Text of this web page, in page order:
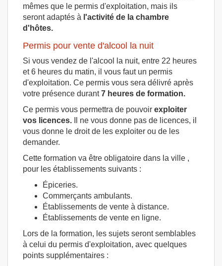
mêmes que le permis d'exploitation, mais ils
seront adaptés à l'activité de la chambre
d'hôtes.
Permis pour vente d'alcool la nuit
Si vous vendez de l'alcool la nuit, entre 22 heures
et 6 heures du matin, il vous faut un permis
d'exploitation. Ce permis vous sera délivré après
votre présence durant7 heures de formation.
Ce permis vous permettra de pouvoir exploiter
vos licences. Il ne vous donne pas de licences, il
vous donne le droit de les exploiter ou de les
demander.
Cette formation va être obligatoire dans la ville ,
pour les établissements suivants :
Épiceries.
Commerçants ambulants.
Établissements de vente à distance.
Établissements de vente en ligne.
Lors de la formation, les sujets seront semblables
à celui du permis d'exploitation, avec quelques
points supplémentaires :